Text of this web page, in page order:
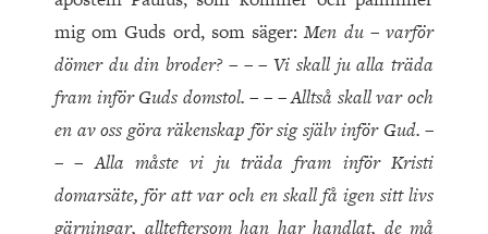
mig om Guds ord, som säger:Men du – varför
dömer du din broder? – – – Vi skall ju alla träda
fram inför Guds domstol. – – – Alltså skall var och
en av oss göra räkenskap för sig själv inför Gud. –
– – Alla måste vi ju träda fram inför Kristi
domarsäte, för att var och en skall få igen sitt livs
gärningar, allteftersom han har handlat, de må